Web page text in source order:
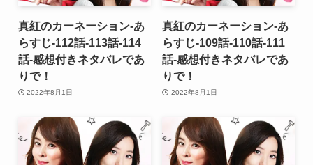
真紅のカーネーション-あ
らすじ-112話-113話-114
話-感想付きネタバレであ
りで！
2022年8月1日
真紅のカーネーション-あ
らすじ-109話-110話-111
話-感想付きネタバレであ
りで！
2022年8月1日